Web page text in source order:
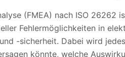
(FMEA) nach ISO
Fehlermöglichkeiten in
-sicherheit. Dabei wird
könnte, welche